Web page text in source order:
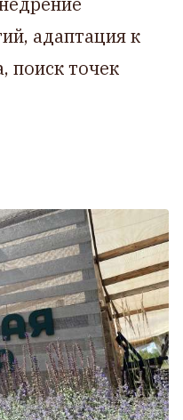
адаптация к
поиск точек